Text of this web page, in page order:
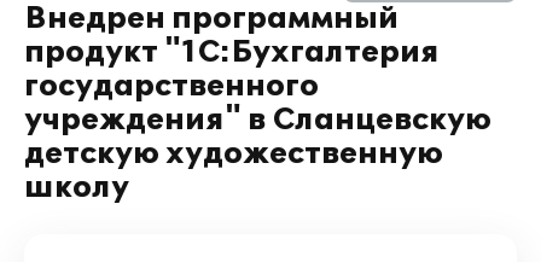
Внедрен программный
продукт "1С:Бухгалтерия
государственного
учреждения" в Сланцевскую
детскую художественную
школу